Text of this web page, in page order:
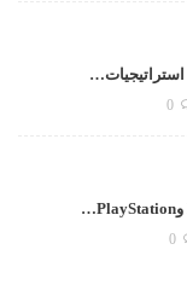
استراتيجيات…